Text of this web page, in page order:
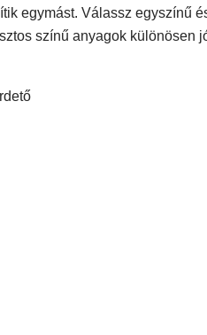
egymást. Válassz egyszínű
színű anyagok különösen